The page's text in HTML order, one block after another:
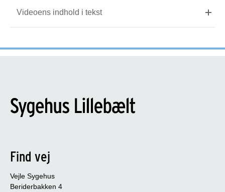
Videoens indhold i tekst
Find vej
Vejle Sygehus
Beriderbakken 4